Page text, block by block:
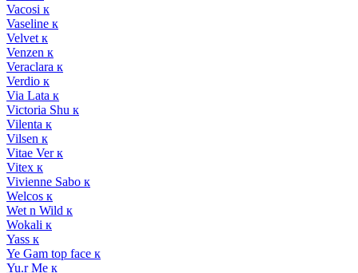
Vacosi к
Vaseline к
Velvet к
Venzen к
Veraclara к
Verdio к
Via Lata к
Victoria Shu к
Vilenta к
Vilsen к
Vitae Ver к
Vitex к
Vivienne Sabo к
Welcos к
Wet n Wild к
Wokali к
Yass к
Ye Gam top face к
Yu.r Me к